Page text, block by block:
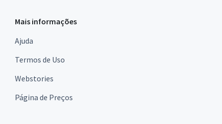
Mais informações
Ajuda
Termos de Uso
Webstories
Página de Preços